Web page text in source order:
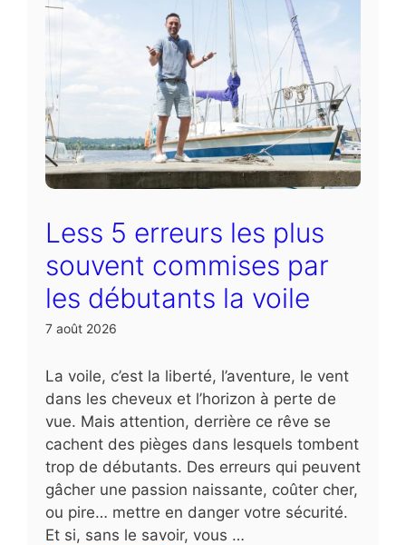
Less 5 erreurs les plus
souvent commises par
les débutants la voile
7 août 2026
La voile, c’est la liberté, l’aventure, le vent
dans les cheveux et l’horizon à perte de
vue. Mais attention, derrière ce rêve se
cachent des pièges dans lesquels tombent
trop de débutants. Des erreurs qui peuvent
gâcher une passion naissante, coûter cher,
ou pire… mettre en danger votre sécurité.
Et si, sans le savoir, vous …